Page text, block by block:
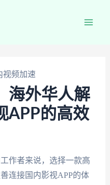
视频加速
海外华人解
APP的高效
作者来说，选择一款高
连接国内影视APP的体